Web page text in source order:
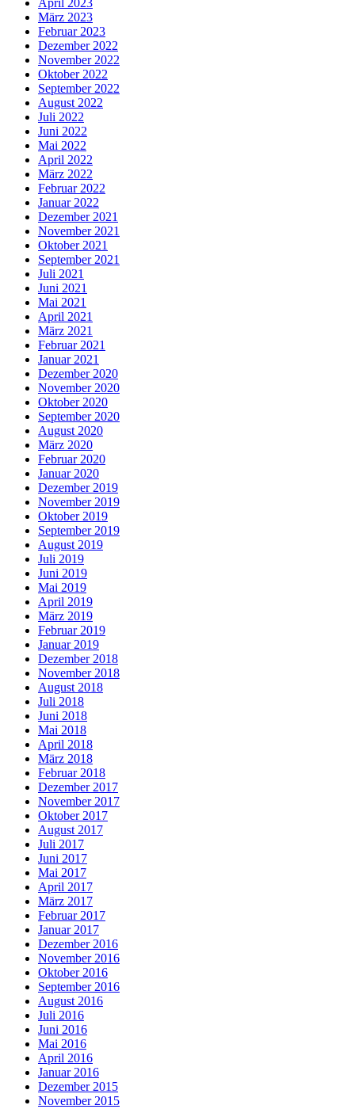
April 2023
März 2023
Februar 2023
Dezember 2022
November 2022
Oktober 2022
September 2022
August 2022
Juli 2022
Juni 2022
Mai 2022
April 2022
März 2022
Februar 2022
Januar 2022
Dezember 2021
November 2021
Oktober 2021
September 2021
Juli 2021
Juni 2021
Mai 2021
April 2021
März 2021
Februar 2021
Januar 2021
Dezember 2020
November 2020
Oktober 2020
September 2020
August 2020
März 2020
Februar 2020
Januar 2020
Dezember 2019
November 2019
Oktober 2019
September 2019
August 2019
Juli 2019
Juni 2019
Mai 2019
April 2019
März 2019
Februar 2019
Januar 2019
Dezember 2018
November 2018
August 2018
Juli 2018
Juni 2018
Mai 2018
April 2018
März 2018
Februar 2018
Dezember 2017
November 2017
Oktober 2017
August 2017
Juli 2017
Juni 2017
Mai 2017
April 2017
März 2017
Februar 2017
Januar 2017
Dezember 2016
November 2016
Oktober 2016
September 2016
August 2016
Juli 2016
Juni 2016
Mai 2016
April 2016
Januar 2016
Dezember 2015
November 2015